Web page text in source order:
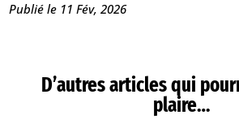
Publié le 11 Fév, 2026
D’autres articles qui
plaire…